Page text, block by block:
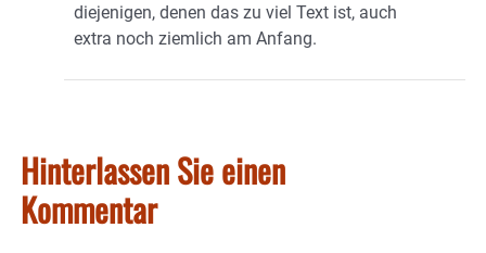
diejenigen, denen das zu viel Text ist, auch
extra noch ziemlich am Anfang.
Hinterlassen Sie einen
Kommentar